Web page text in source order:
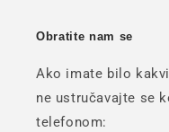
Obratite nam se
Ako imate bilo
ne ustručavajte se
telefonom: